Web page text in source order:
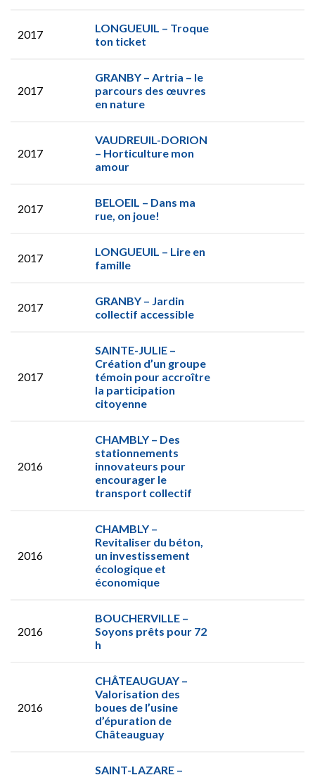
2017
LONGUEUIL – Troque
ton ticket
2017
GRANBY – Artria – le
parcours des œuvres
en nature
2017
VAUDREUIL-DORION
– Horticulture mon
amour
2017
BELOEIL – Dans ma
rue, on joue!
2017
LONGUEUIL – Lire en
famille
2017
GRANBY – Jardin
collectif accessible
2017
SAINTE-JULIE –
Création d’un groupe
témoin pour accroître
la participation
citoyenne
2016
CHAMBLY – Des
stationnements
innovateurs pour
encourager le
transport collectif
2016
CHAMBLY –
Revitaliser du béton,
un investissement
écologique et
économique
2016
BOUCHERVILLE –
Soyons prêts pour 72
h
2016
CHÂTEAUGUAY –
Valorisation des
boues de l’usine
d’épuration de
Châteauguay
SAINT-LAZARE –